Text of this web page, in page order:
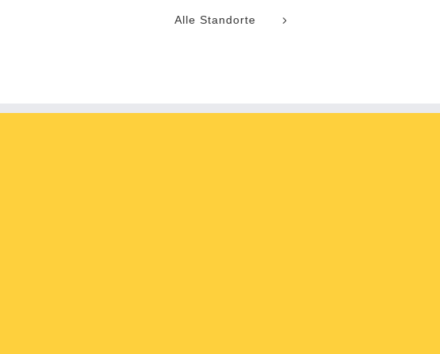
Alle Standorte